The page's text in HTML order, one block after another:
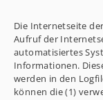
Die Internetseite
Aufruf der
automatisiertes
Informationen.
werden in den
können die (1)